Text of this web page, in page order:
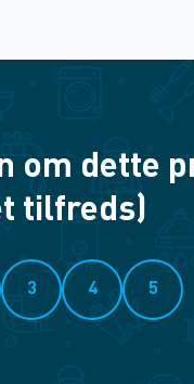
dette
tilfreds)
3 4 5